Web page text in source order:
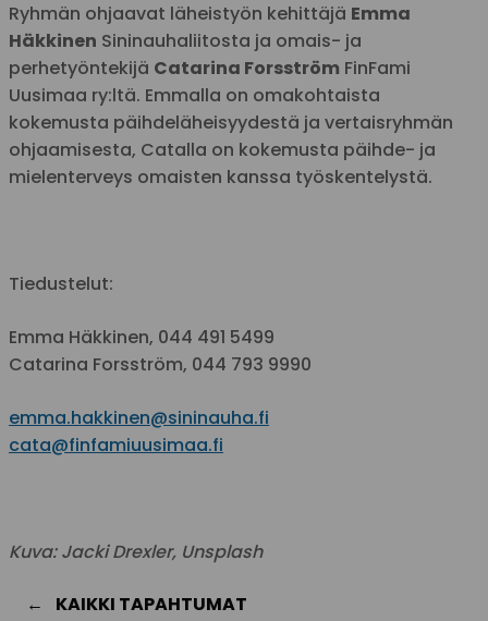
Ryhmän ohjaavat läheistyön kehittäjä Emma
Häkkinen Sininauhaliitosta ja omais- ja
perhetyöntekijä Catarina Forsström FinFami
Uusimaa ry:ltä. Emmalla on omakohtaista
kokemusta päihdeläheisyydestä ja vertaisryhmän
ohjaamisesta, Catalla on kokemusta päihde- ja
mielenterveys omaisten kanssa työskentelystä.
Tiedustelut:
Emma Häkkinen, 044 491 5499
Catarina Forsström, 044 793 9990
emma.hakkinen@sininauha.fi
cata@finfamiuusimaa.fi
Kuva: Jacki Drexler, Unsplash
KAIKKI TAPAHTUMAT